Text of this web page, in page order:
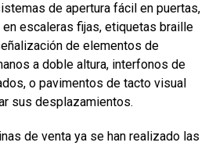
de apertura fácil en puertas,
escaleras fijas, etiquetas braille
de elementos de
a doble altura, interfonos de
o pavimentos de tacto visual
sus desplazamientos.
de venta ya se han realizado las